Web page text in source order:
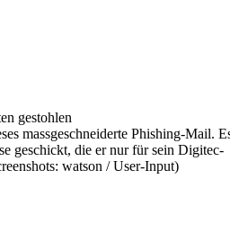
gestohlen
massgeschneiderte Phishing-Mail.
geschickt, die er nur für sein Digitec-
watson / User-Input)